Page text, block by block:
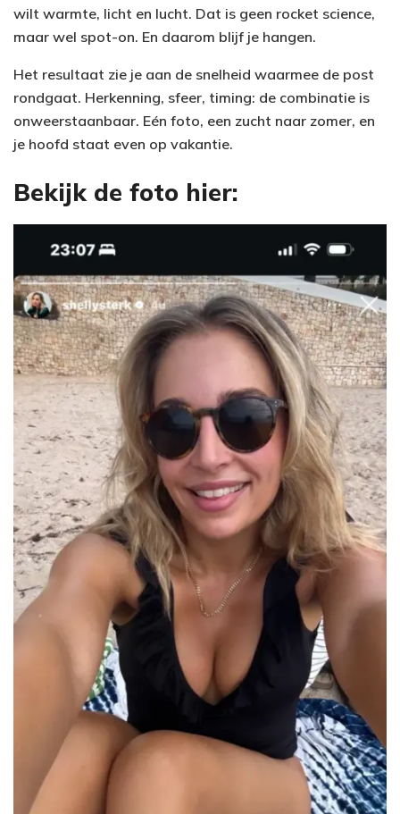
wilt warmte, licht en lucht. Dat is geen rocket science,
maar wel spot-on. En daarom blijf je hangen.
Het resultaat zie je aan de snelheid waarmee de post
rondgaat. Herkenning, sfeer, timing: de combinatie is
onweerstaanbaar. Eén foto, een zucht naar zomer, en
je hoofd staat even op vakantie.
Bekijk de foto hier: